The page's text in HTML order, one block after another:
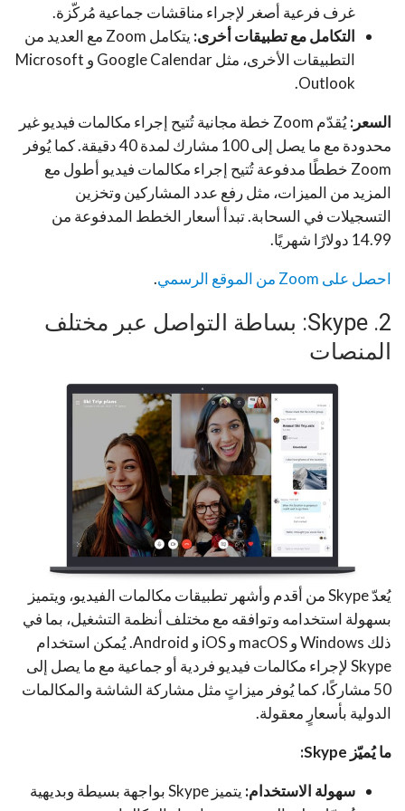
غرف فرعية أصغر لإجراء مناقشات جماعية مُركّزة.
التكامل مع تطبيقات أخرى:
يتكامل Zoom مع العديد من
التطبيقات الأخرى، مثل Google Calendar و Microsoft
Outlook.
السعر:
يُقدّم Zoom خطة مجانية تُتيح إجراء مكالمات فيديو غير
محدودة مع ما يصل إلى 100 مشارك لمدة 40 دقيقة. كما يُوفر
Zoom خططًا مدفوعة تُتيح إجراء مكالمات فيديو أطول مع
المزيد من الميزات، مثل رفع عدد المشاركين وتخزين
التسجيلات في السحابة. تبدأ أسعار الخطط المدفوعة من
14.99 دولارًا شهريًا.
احصل على Zoom من الموقع الرسمي .
2. Skype: بساطة التواصل عبر مختلف
المنصات
يُعدّ Skype من أقدم وأشهر تطبيقات مكالمات الفيديو، ويتميز
بسهولة استخدامه وتوافقه مع مختلف أنظمة التشغيل، بما في
ذلك Windows و macOS و iOS و Android. يُمكن استخدام
Skype لإجراء مكالمات فيديو فردية أو جماعية مع ما يصل إلى
50 مشاركًا، كما يُوفر ميزاتٍ مثل مشاركة الشاشة والمكالمات
الدولية بأسعارٍ معقولة.
ما يُميّز Skype:
سهولة الاستخدام:
يتميز Skype بواجهة بسيطة وبديهية